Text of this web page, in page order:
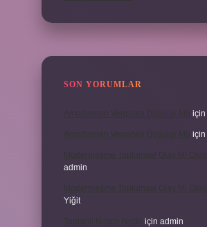
SON YORUMLAR
için
için
admin
Yiğit
için admin